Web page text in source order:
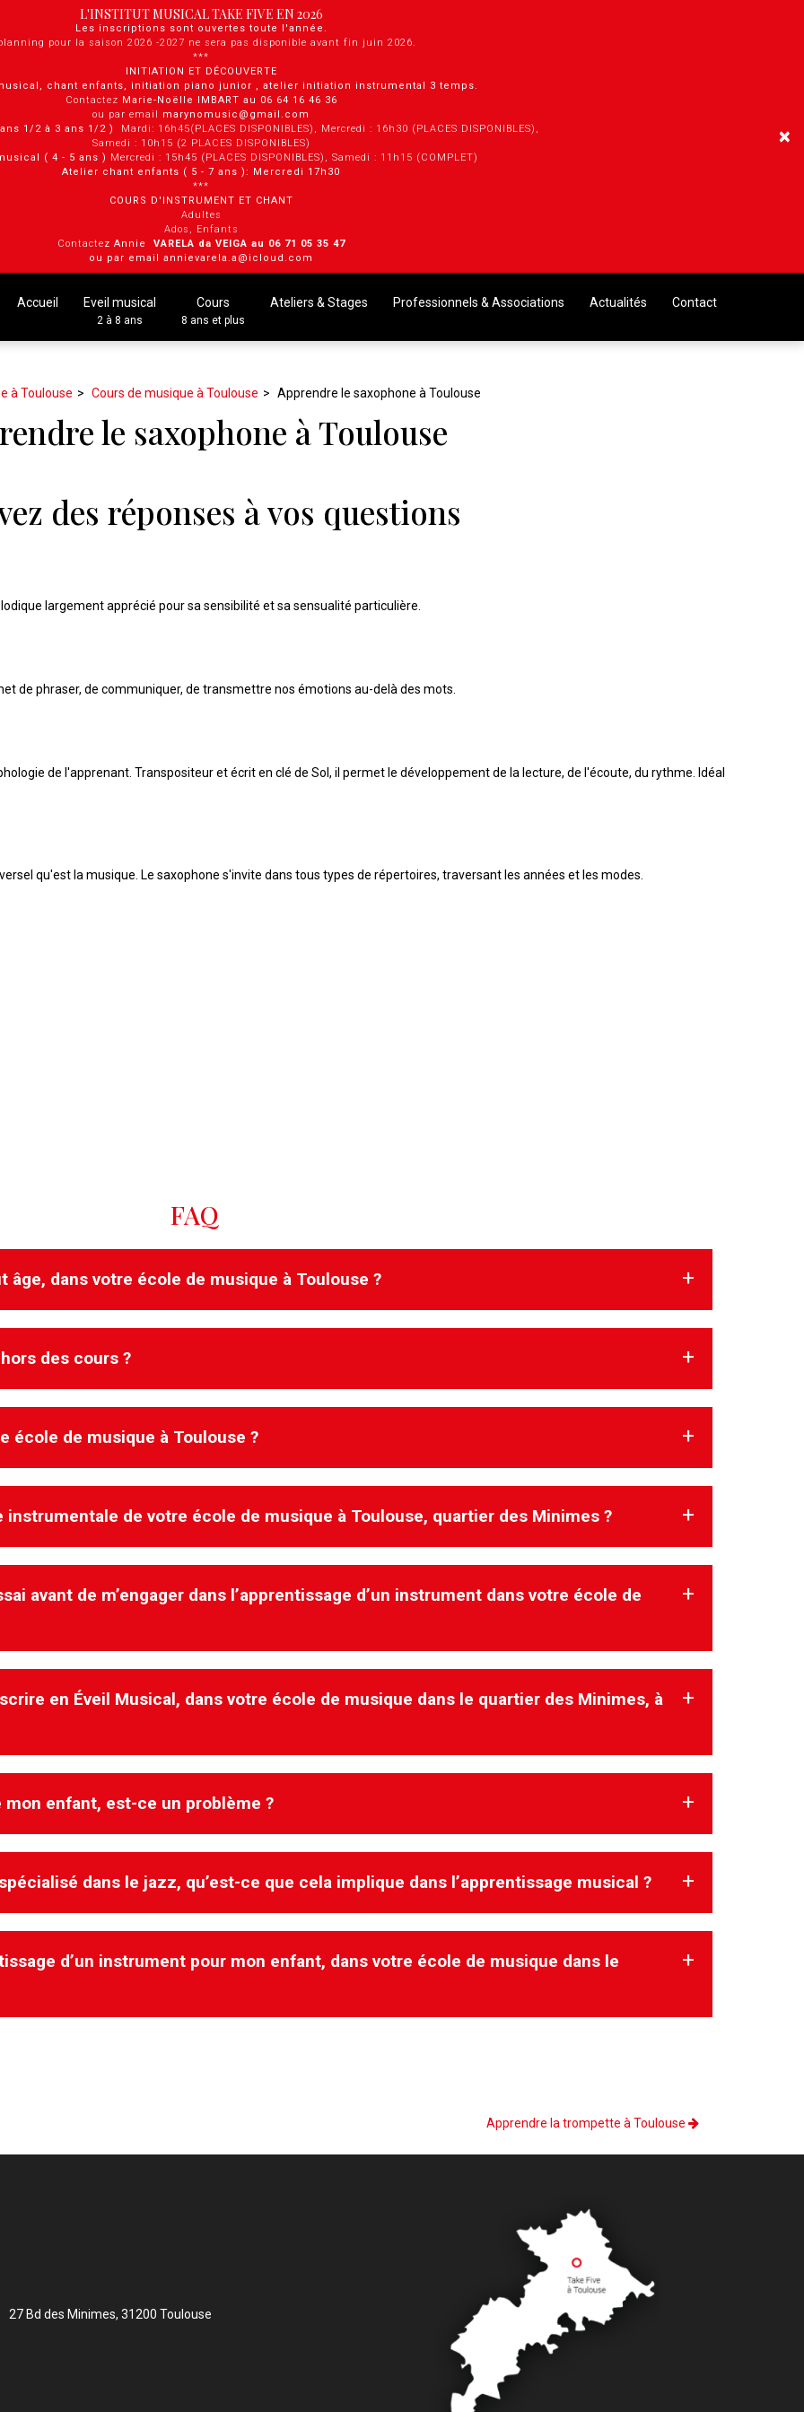
L'INSTITUT MUSICAL TAKE FIVE EN 2026
Les inscriptions sont ouvertes toute l'année.
pour la saison 2026 -2027 ne sera pas disponible avant fin juin 2026.
***
INITIATION ET DÉCOUVERTE
chant enfants, initiation piano junior , atelier initiation instrumental 3 temps.
Contactez Marie-Noëlle IMBART au 06 64 16 46 36
ou par email marynomusic@gmail.com
1/2 à 3 ans 1/2 ) Mardi: 16h45(PLACES DISPONIBLES), Mercredi : 16h30 (PLACES DISPONIBLES),
Samedi : 10h15 (2 PLACES DISPONIBLES)
( 4 - 5 ans ) Mercredi : 15h45 (PLACES DISPONIBLES), Samedi : 11h15 (COMPLET)
Atelier chant enfants ( 5 - 7 ans ): Mercredi 17h30
***
COURS D'INSTRUMENT ET CHANT
Adultes
Ados, Enfants
Contactez Annie VARELA da VEIGA au 0 6 71 05 35 47
ou par email annievarela.a@icloud.com
×
Accueil Eveil musical
2 à 8 ans
Cours
8 ans et plus
Ateliers & Stages Professionnels & Associations Actualités Contact
à Toulouse Cours de musique à Toulouse Apprendre le saxophone à Toulouse
le saxophone à Toulouse
des réponses à vos questions
largement apprécié pour sa sensibilité et sa sensualité particulière.
de phraser, de communiquer, de transmettre nos émotions au-delà des mots.
de l'apprenant. Transpositeur et écrit en clé de Sol, il permet le développement de la lecture, de l'écoute, du rythme. Idéal
qu'est la musique. Le saxophone s'invite dans tous types de répertoires, traversant les années et les modes.
FAQ
dans votre école de musique à Toulouse ?
à âge.des cours ?
en dehors des cours, lorsque
évidents.
professeur qui vous accompagne.
école de musique à Toulouse ?
notre école de musique dans le
d’instruments de musique à
de votre école de musique à Toulouse, quartier des Minimes ?
pratiquer la musique.
cours intégré comme un dessin
avant de m’engager dans l’apprentissage d’un instrument dans votre école de
cours d’essai.
en Éveil Musical, dans votre école de musique dans le quartier des Minimes, à
enfant, est-ce un problème ?
dans le jazz, qu’est-ce que cela implique dans l’apprentissage musical ?
élèves l’autonomie dans leur
d’un instrument pour mon enfant, dans votre école de musique dans le
Apprendre la trompette à Toulouse
27 Bd des Minimes, 31200 Toulouse